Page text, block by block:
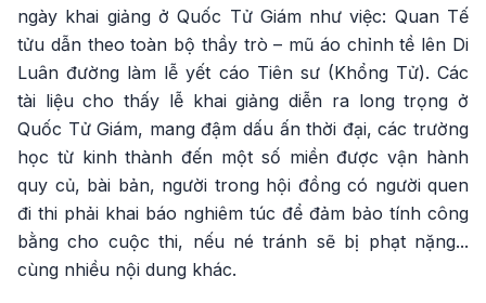
ngày khai giảng ở Quốc Tử Giám như việc: Quan Tế
tửu dẫn theo toàn bộ thầy trò – mũ áo chỉnh tề lên Di
Luân đường làm lễ yết cáo Tiên sư (Khổng Tử). Các
tài liệu cho thấy lễ khai giảng diễn ra long trọng ở
Quốc Tử Giám, mang đậm dấu ấn thời đại, các trường
học từ kinh thành đến một số miền được vận hành
quy củ, bài bản, người trong hội đồng có người quen
đi thi phải khai báo nghiêm túc để đảm bảo tính công
bằng cho cuộc thi, nếu né tránh sẽ bị phạt nặng...
cùng nhiều nội dung khác.